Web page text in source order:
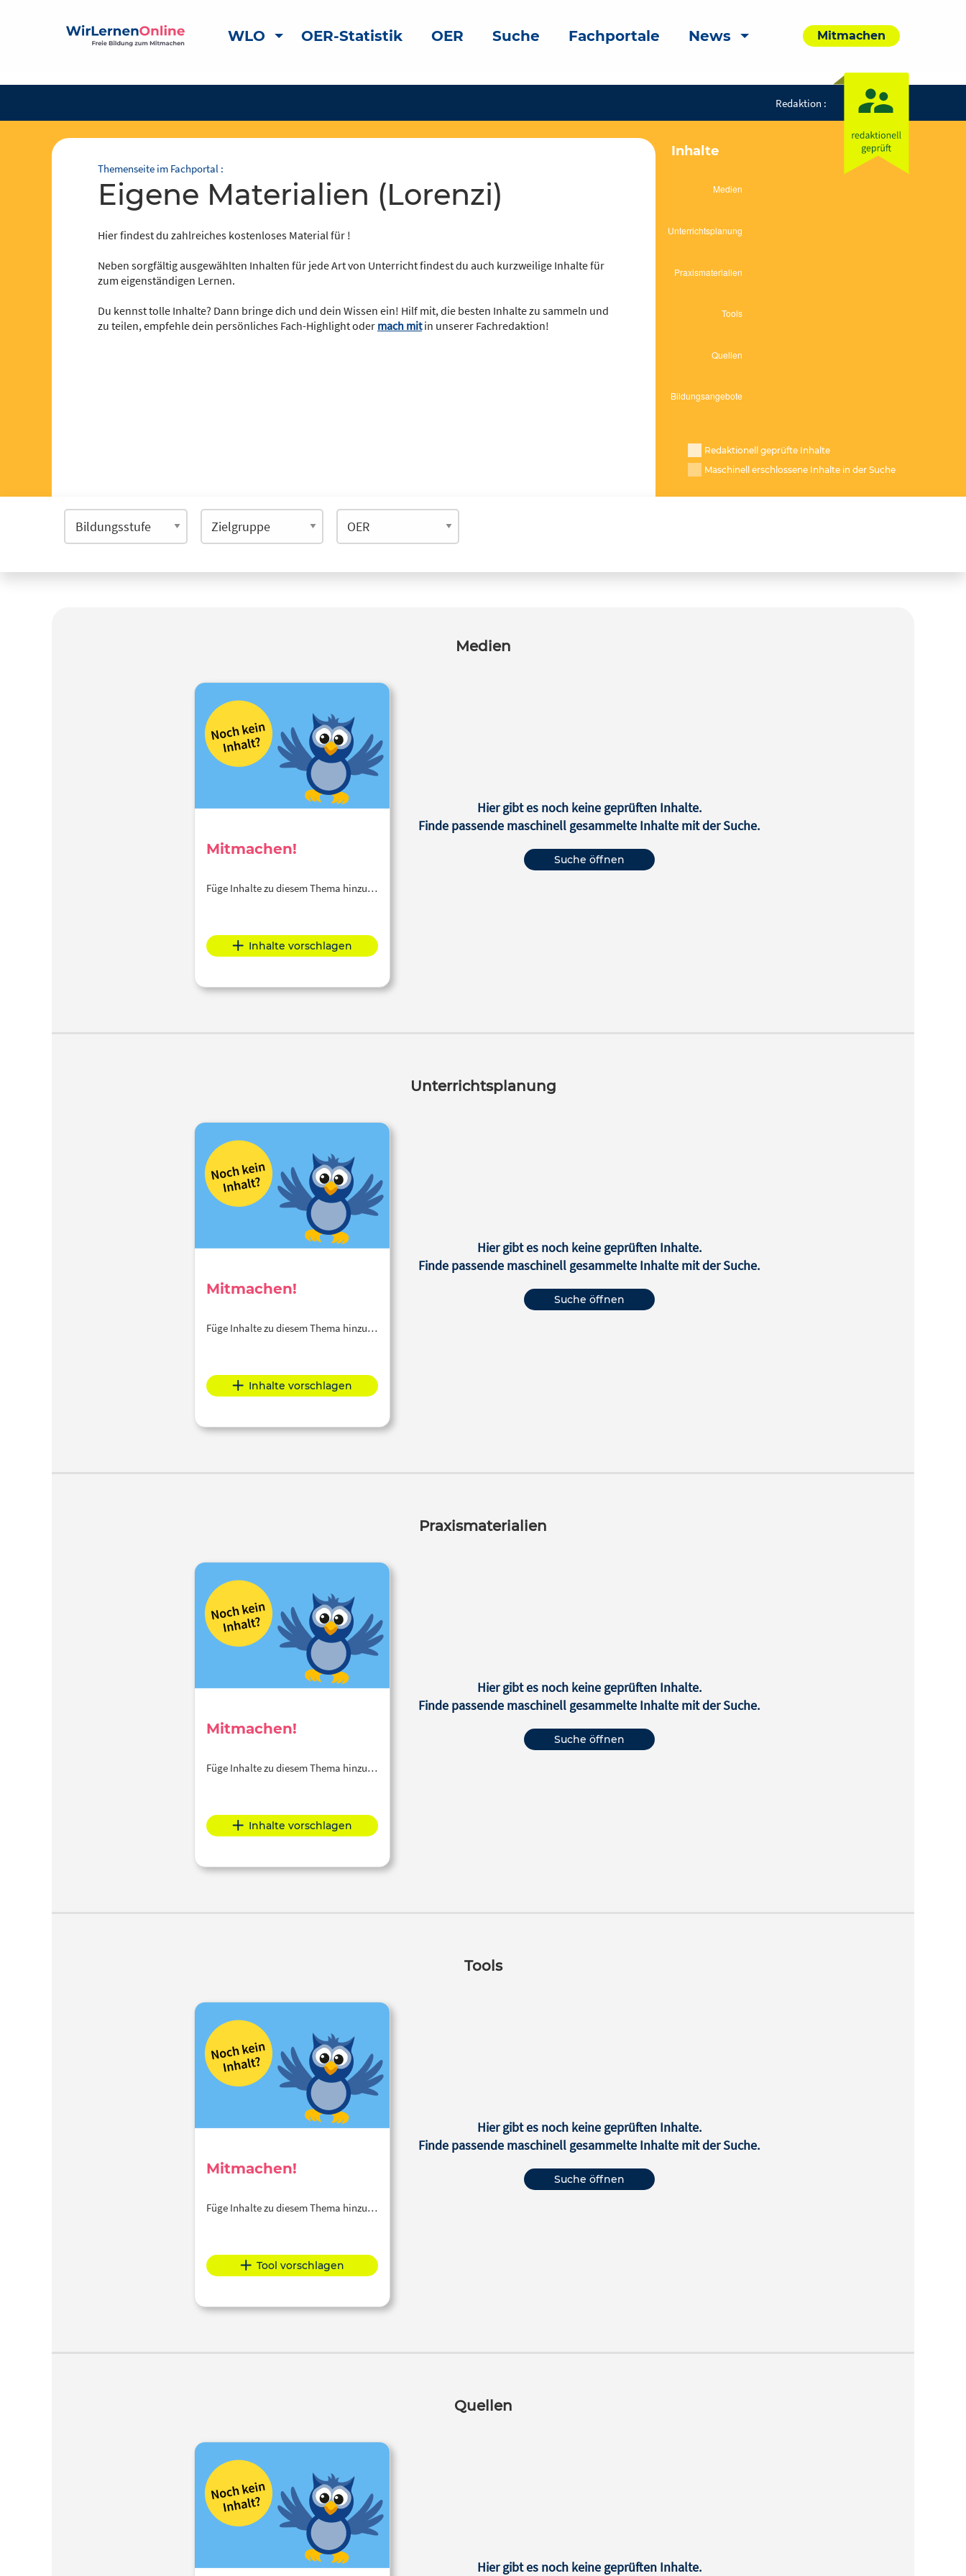
WLO OER-Statistik OER Suche Fachportale News Mitmachen
Redaktion :
Themenseite im Fachportal :
Eigene Materialien (Lorenzi)
Hier findest du zahlreiches kostenloses Material für !
Neben sorgfältig ausgewählten Inhalten für jede Art von Unterricht findest du auch kurzweilige Inhalte für
zum eigenständigen Lernen.
Du kennst tolle Inhalte? Dann bringe dich und dein Wissen ein! Hilf mit, die besten Inhalte zu sammeln und
zu teilen, empfehle dein persönliches Fach-Highlight oder mach mitin unserer Fachredaktion!
Inhalte
Redaktionell geprüfte Inhalte
Maschinell erschlossene Inhalte in der Suche
Medien
Mitmachen!
Füge Inhalte zu diesem Thema hinzu…
Inhalte vorschlagen
Hier gibt es noch keine geprüften Inhalte.
Finde passende maschinell gesammelte Inhalte mit der Suche.
Suche öffnen
Unterrichtsplanung
Mitmachen!
Füge Inhalte zu diesem Thema hinzu…
Inhalte vorschlagen
Hier gibt es noch keine geprüften Inhalte.
Finde passende maschinell gesammelte Inhalte mit der Suche.
Suche öffnen
Praxismaterialien
Mitmachen!
Füge Inhalte zu diesem Thema hinzu…
Inhalte vorschlagen
Hier gibt es noch keine geprüften Inhalte.
Finde passende maschinell gesammelte Inhalte mit der Suche.
Suche öffnen
Tools
Mitmachen!
Füge Inhalte zu diesem Thema hinzu…
Tool vorschlagen
Hier gibt es noch keine geprüften Inhalte.
Finde passende maschinell gesammelte Inhalte mit der Suche.
Suche öffnen
Quellen
Hier gibt es noch keine geprüften Inhalte.